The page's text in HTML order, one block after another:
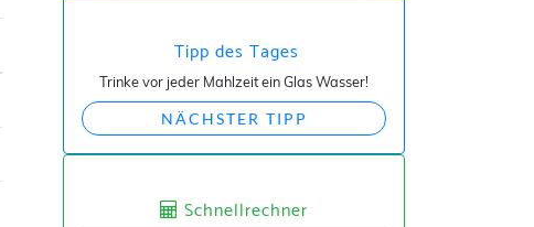
Tipp des Tages
Trinke vor jeder Mahlzeit ein Glas Wasser!
NÄCHSTER TIPP
Schnellrechner